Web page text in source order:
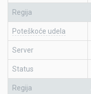
Regija
Poteškoće udela
Server
Status
Regija